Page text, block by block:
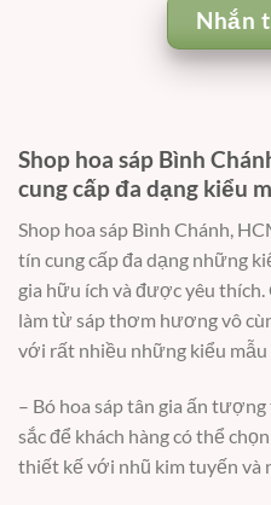
Nhắn
Shop hoa sáp Bình
cung cấp đa dạng kiểu
Shop hoa sáp Bình Chánh,
tín cung cấp đa dạng những
gia hữu ích và được yêu
làm từ sáp thơm hương vô
với rất nhiều những kiểu
– Bó hoa sáp tân gia ấn
sắc để khách hàng có thể
thiết kế với nhũ kim tuyến và